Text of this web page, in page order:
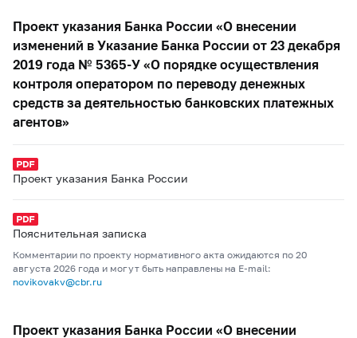
Проект указания Банка России «О внесении
изменений в Указание Банка России от 23 декабря
2019 года № 5365-У «О порядке осуществления
контроля оператором по переводу денежных
средств за деятельностью банковских платежных
агентов»
Проект указания Банка России
Пояснительная записка
Комментарии по проекту нормативного акта ожидаются по 20
августа 2026 года и могут быть направлены на E-mail:
novikovakv@cbr.ru
Проект указания Банка России «О внесении